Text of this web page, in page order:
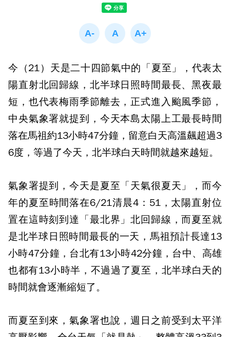
今（21）天是二十四節氣中的「夏至」，代表太
陽直射北回歸線，北半球日照時間最長、黑夜最
短，也代表梅雨季節離去，正式進入颱風季節，
中央氣象署就提到，今天本島太陽上工最長時間
落在馬祖約13小時47分鐘，留意白天高溫飆超過3
6度，等過了今天，北半球白天時間就越來越短。
氣象署提到，今天是夏至「天氣很夏天」，而今
年的夏至時間落在6/21清晨4：51，太陽直射位
置在這時刻到達「最北界」北回歸線，而夏至就
是北半球日照時間最長的一天，馬祖預計長達13
小時47分鐘，台北有13小時42分鐘，台中、高雄
也都有13小時半，不過過了夏至，北半球白天的
時間就會逐漸縮短了。
而夏至到來，氣象署也說，週日之前受到太平洋